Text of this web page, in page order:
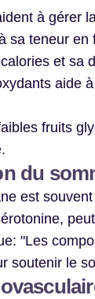
à gérer
sa teneur
et sa
aide
fruits
du
est
"Les
soutenir le